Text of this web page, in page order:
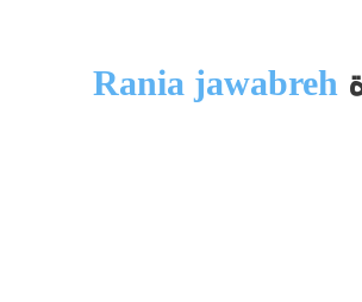
Rania jawabreh